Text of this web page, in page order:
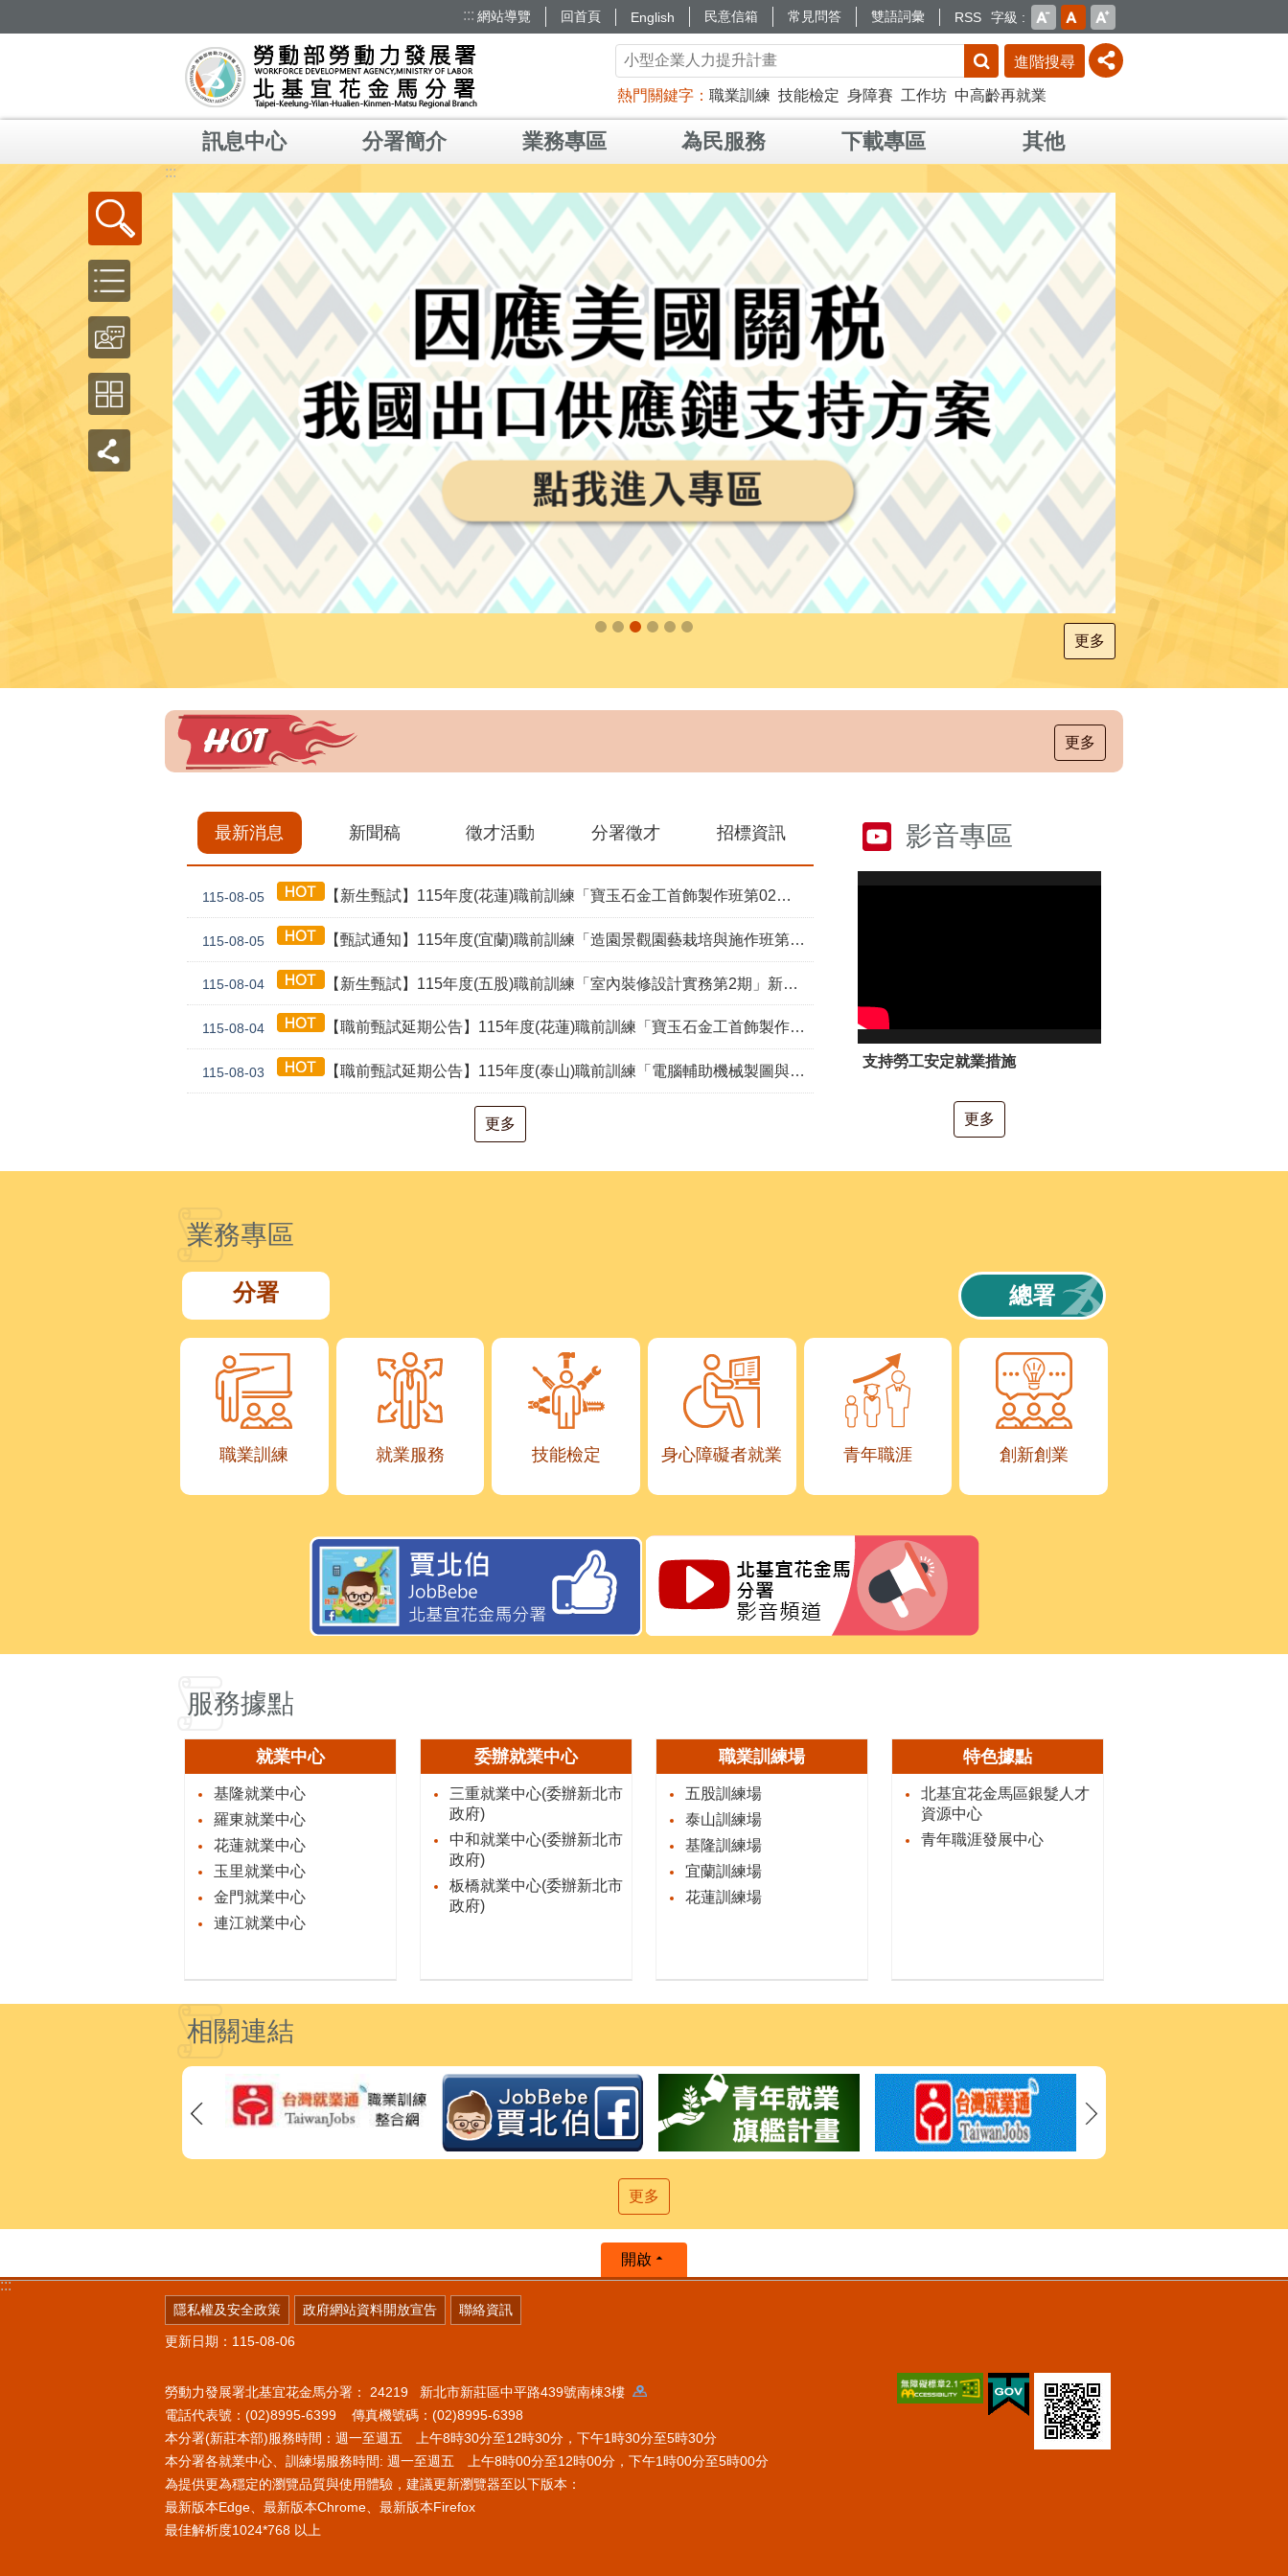
::: 網站導覽 回首頁 English 民意信箱 常見問答 雙語詞彙 RSS 字級
進階搜尋
熱門關鍵字 職業訓練 技能檢定 身障賽 工作坊 中高齡再就業
訊息中心 分署簡介 業務專區 為民服務 下載專區 其他
:::
更多
更多
最新消息 新聞稿 徵才活動 分署徵才 招標資訊
115-08-05 【新生甄試】115年度(花蓮)職前訓練「寶玉石金工首飾製作班第02期」新生甄試通知單暨注意事項
115-08-05 【甄試通知】115年度(宜蘭)職前訓練「造園景觀園藝栽培與施作班第2期」甄試通知單暨注意事項
115-08-04 【新生甄試】115年度(五股)職前訓練「室內裝修設計實務第2期」新生甄試通知單暨注意事項
115-08-04 【職前甄試延期公告】115年度(花蓮)職前訓練「寶玉石金工首飾製作班第02期」報名延長至8/18及甄試、開訓、結訓相關期程公告
115-08-03 【職前甄試延期公告】115年度(泰山)職前訓練「電腦輔助機械製圖與AI繪圖應用班第2期」報名延長至115/08/24及甄試期程延期公告
更多
影音專區
支持勞工安定就業措施
更多
業務專區
分署 總署
職業訓練 就業服務 技能檢定 身心障礙者就業 青年職涯 創新創業
服務據點
就業中心
基隆就業中心
羅東就業中心
花蓮就業中心
玉里就業中心
金門就業中心
連江就業中心
委辦就業中心
三重就業中心(委辦新北市
政府)
中和就業中心(委辦新北市
政府)
板橋就業中心(委辦新北市
政府)
職業訓練場
五股訓練場
泰山訓練場
基隆訓練場
宜蘭訓練場
花蓮訓練場
特色據點
北基宜花金馬區銀髮人才
資源中心
青年職涯發展中心
相關連結
更多
:::
開啟
隱私權及安全政策 政府網站資料開放宣告 聯絡資訊
更新日期：115-08-06
勞動力發展署北基宜花金馬分署： 24219 新北市新莊區中平路439號南棟3樓
電話代表號：(02)8995-6399 傳真機號碼：(02)8995-6398
本分署(新莊本部)服務時間：週一至週五 上午8時30分至12時30分，下午1時30分至5時30分
本分署各就業中心、訓練場服務時間: 週一至週五 上午8時00分至12時00分，下午1時00分至5時00分
為提供更為穩定的瀏覽品質與使用體驗，建議更新瀏覽器至以下版本：
最新版本Edge、最新版本Chrome、最新版本Firefox
最佳解析度1024*768 以上